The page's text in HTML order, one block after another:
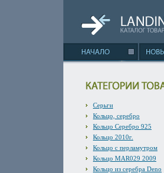
Серьги
Кольцо, серебро
Кольцо Серебро 925
Кольцо 2010г.
Кольцо с перламутром
Кольцо MAR029 2009
Кольцо из серебра Deno